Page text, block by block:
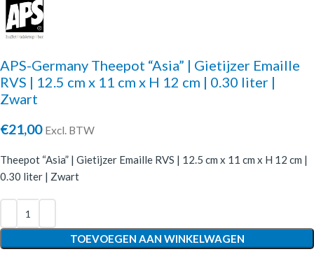
APS-Germany Theepot “Asia” | Gietijzer Emaille
RVS | 12.5 cm x 11 cm x H 12 cm | 0.30 liter |
Zwart
€21,00 Excl. BTW
Theepot “Asia” | Gietijzer Emaille RVS | 12.5 cm x 11 cm x H 12 cm |
0.30 liter | Zwart
TOEVOEGEN AAN WINKELWAGEN